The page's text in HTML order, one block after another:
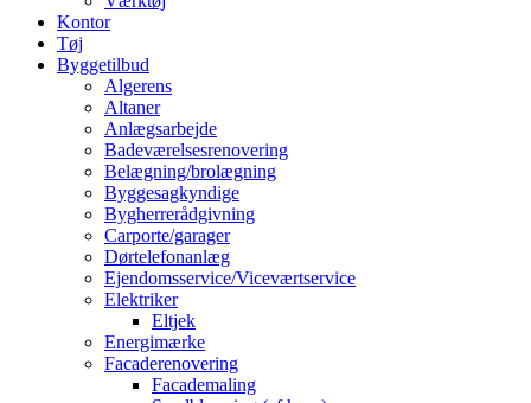
Kontor
Tøj
Byggetilbud
Algerens
Altaner
Anlægsarbejde
Badeværelsesrenovering
Belægning/brolægning
Byggesagkyndige
Bygherrerådgivning
Carporte/garager
Dørtelefonanlæg
Ejendomsservice/Viceværtservice
Elektriker
Eltjek
Energimærke
Facaderenovering
Facademaling